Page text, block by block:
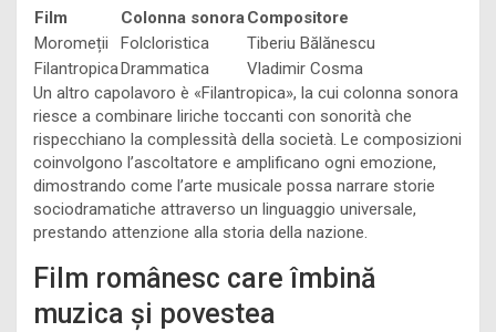
Film Colonna sonoraCompositore
Moromeții
Folcloristica
Tiberiu Bălănescu
FilantropicaDrammatica
Vladimir Cosma
Un altro capolavoro è «Filantropica», la cui colonna sonora
riesce a combinare liriche toccanti con sonorità che
rispecchiano la complessità della società. Le composizioni
coinvolgono l’ascoltatore e amplificano ogni emozione,
dimostrando come l’arte musicale possa narrare storie
sociodramatiche attraverso un linguaggio universale,
prestando attenzione alla storia della nazione.
Film românesc care îmbină
muzica și povestea